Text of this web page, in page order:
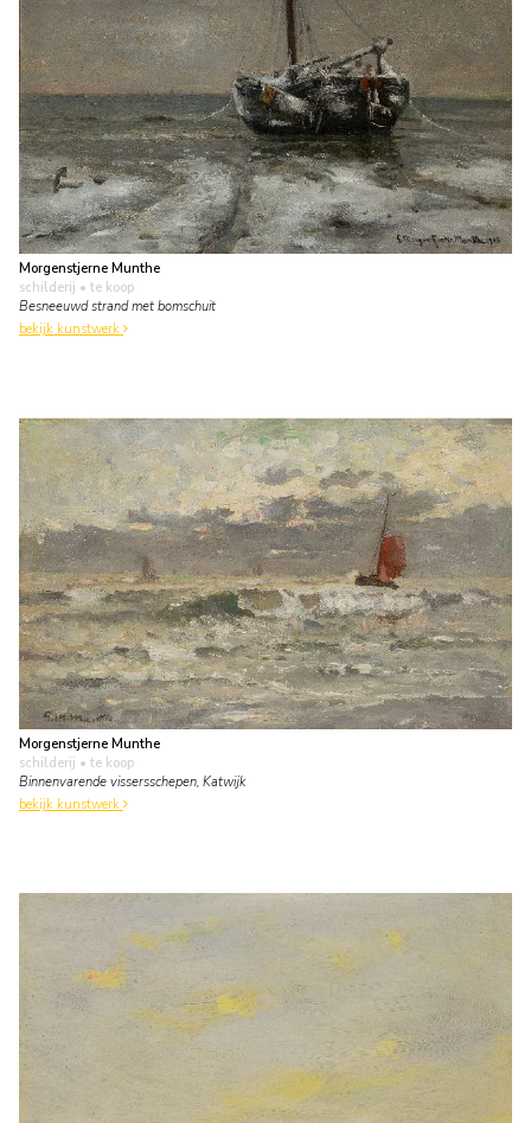
Morgenstjerne Munthe
schilderij • te koop
Besneeuwd strand met bomschuit
bekijk kunstwerk
Morgenstjerne Munthe
schilderij • te koop
Binnenvarende vissersschepen, Katwijk
bekijk kunstwerk